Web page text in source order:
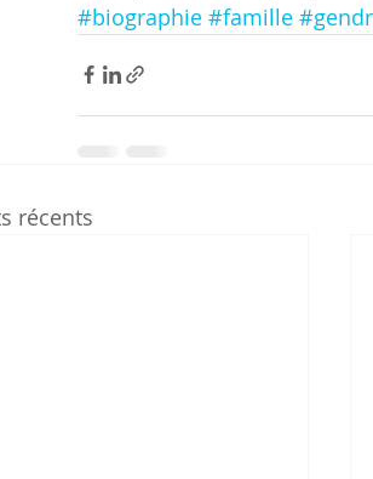
#biographie #famille
récents